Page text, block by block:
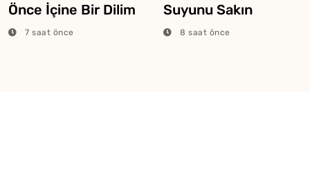
Önce İçine Bir Dilim
Limon Atarsanız Ne
7 saat önce
Suyunu Sakın
Dökmeyin
8 saat önce